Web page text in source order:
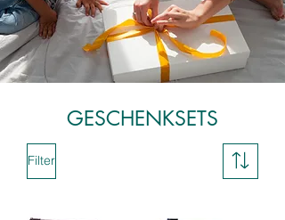
GESCHENKSETS
Filter